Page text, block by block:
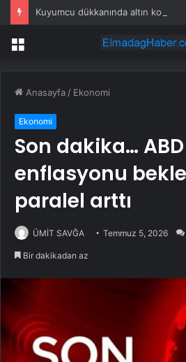
Kuyumcu dükkanında altın kolye
Menü
Anasayfa / Ekonomi
Ekonomi
Son dakika… ABD
enflasyonu
paralel arttı
ÜMİT SAVĞA Temmuz 5, 2026
Bir dakikadan az